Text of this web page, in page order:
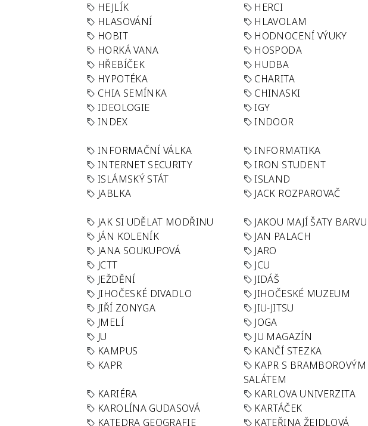
HEJLÍK
HERCI
HLASOVÁNÍ
HLAVOLAM
HOBIT
HODNOCENÍ VÝUKY
HORKÁ VANA
HOSPODA
HŘEBÍČEK
HUDBA
HYPOTÉKA
CHARITA
CHIA SEMÍNKA
CHINASKI
IDEOLOGIE
IGY
INDEX
INDOOR
INFORMAČNÍ VÁLKA
INFORMATIKA
INTERNET SECURITY
IRON STUDENT
ISLÁMSKÝ STÁT
ISLAND
JABLKA
JACK ROZPAROVAČ
JAK SI UDĚLAT MODŘINU
JAKOU MAJÍ ŠATY BARVU
JÁN KOLENÍK
JAN PALACH
JANA SOUKUPOVÁ
JARO
JCTT
JCU
JEŽDĚNÍ
JIDÁŠ
JIHOČESKÉ DIVADLO
JIHOČESKÉ MUZEUM
JIŘÍ ZONYGA
JIU-JITSU
JMELÍ
JOGA
JU
JU MAGAZÍN
KAMPUS
KANČÍ STEZKA
KAPR
KAPR S BRAMBOROVÝM
SALÁTEM
KARIÉRA KARLOVA UNIVERZITA
KAROLÍNA GUDASOVÁ
KARTÁČEK
KATEDRA GEOGRAFIE
KATEŘINA ŽEJDLOVÁ